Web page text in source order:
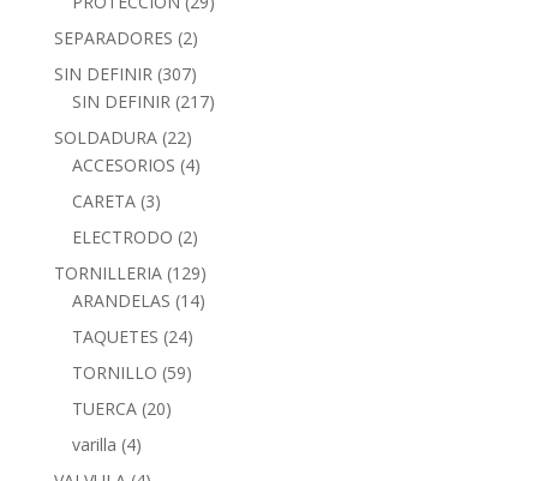
SEPARADORES (2)
SIN DEFINIR (307)
SIN DEFINIR (217)
SOLDADURA (22)
ACCESORIOS (4)
CARETA (3)
ELECTRODO (2)
TORNILLERIA (129)
ARANDELAS (14)
TAQUETES (24)
TORNILLO (59)
TUERCA (20)
varilla (4)